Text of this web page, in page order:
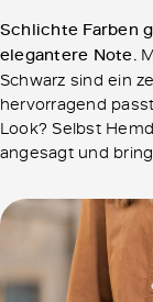
Schlichte Farben
elegantere Note.
Schwarz sind ein
hervorragend
Look? Selbst
angesagt und